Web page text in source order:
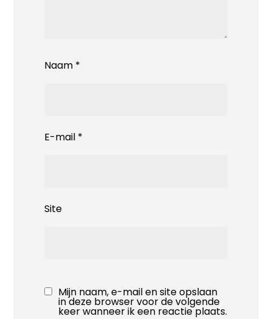
Naam *
E-mail *
Site
Mijn naam, e-mail en site opslaan
in deze browser voor de volgende
keer wanneer ik een reactie plaats.